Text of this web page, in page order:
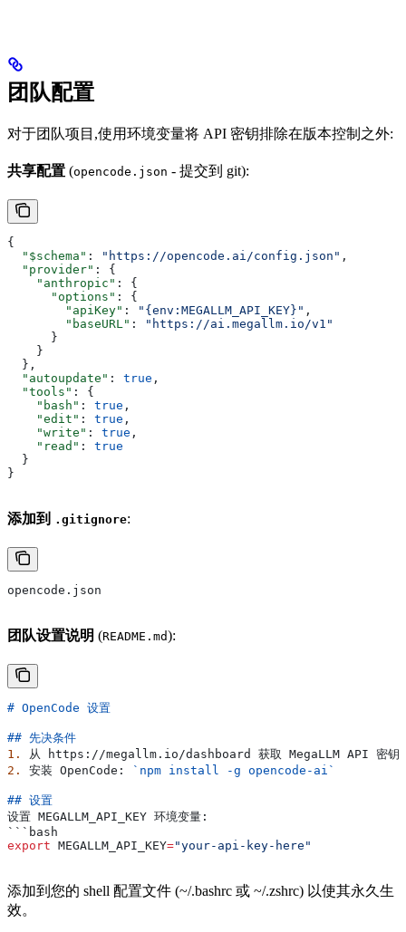
团队配置
对于团队项目,使用环境变量将 API 密钥排除在版本控制之外:
共享配置 (opencode.json - 提交到 git):
{
  "$schema"
: "https://opencode.ai/config.json" ,
  "provider"
: {
    "anthropic"
: {
      "options"
: {
        "apiKey"
: "{env:MEGALLM_API_KEY}" ,
        "baseURL"
:
"https://ai.megallm.io/v1"
      }
    }
  },
  "autoupdate"
: true ,
  "tools"
: {
    "bash"
: true ,
    "edit"
: true ,
    "write"
: true ,
    "read"
: true
  }
}
添加到 .gitignore:
opencode.json
团队设置说明 (README.md):
# OpenCode 设置
## 先决条件
1.
从 https://megallm.io/dashboard 获取 MegaLLM API 密钥
2.
安装 OpenCode: `npm install -g opencode-ai`
## 设置
设置 MEGALLM_API_KEY 环境变量:
```bash
export MEGALLM_API_KEY="your-api-key-here"
添加到您的 shell 配置文件 (~/.bashrc 或 ~/.zshrc) 以使其永久生
效。